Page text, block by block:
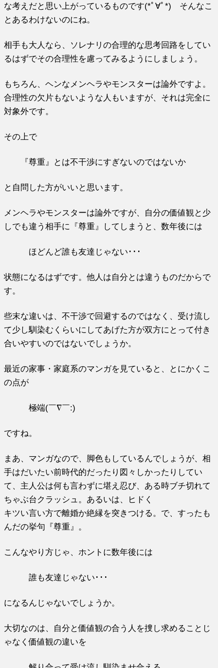
な考えだと思い上がっているものです(*ﾟ∀ﾟ*) そんなこ
とあるわけないのにね。
相手も大人なら、ソレナリの合理的な思考回路をしてい
るはずでその合理性を慮ってみるようにしましょう。
もちろん、ヘンなメンヘラやモンスターは論外ですよ。
合理性の欠片もないような人もいますが、それは完全に
対象外です。
その上で
『尊重』とは不干渉にすぎないのではないか
と自問した方がいいと思います。
メンヘラやモンスターは論外ですが、自分の価値観と少
しでも違う相手に『尊重』してしまうと、数年後には
ほどんど誰も友達じゃない･･･
状態になるはずです。他人は自分とは違うものだからで
す。
些末な違いは、不干渉で回避するのではなく、受け流し
て少し馴染むくらいにしてあげた方が双方にとって付き
合いやすいのではないでしょうか。
最近の家事・家庭系のマンガを見ていると、とにかくこ
の点が
極端(￣∇￣:)
ですね。
まあ、マンガなので、脚色もしているんでしょうが、相
手はだいたい前時代的だったり図々しかったりしてい
て、主人公は何も言わずに堪え忍び、ある時ブチ切れて
ちゃぶ台クラッシュ。あるいは、ヒドく
キツい言い方で離婚か絶縁を突きつける。で、すったも
んだの挙句『尊重』。
こんなやり方じゃ、ホントに数年後には
誰も友達じゃない･･･
になるんじゃないでしょうか。
大切なのは、自分と価値観の合う人を捜し求めることじ
ゃなく価値観の違いを